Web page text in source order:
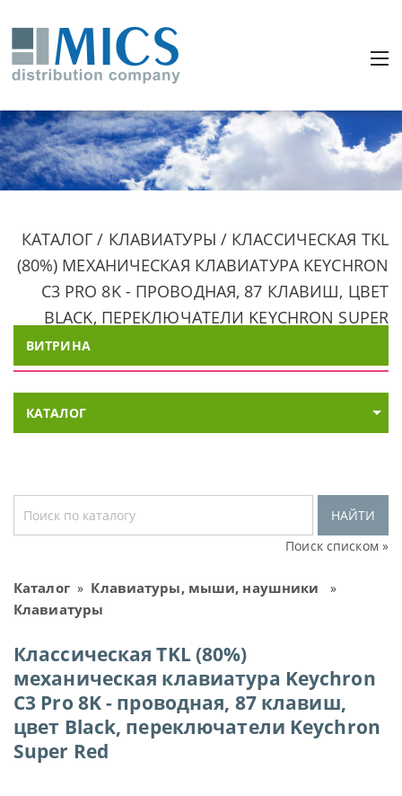
КАТАЛОГ / КЛАВИАТУРЫ / КЛАССИЧЕСКАЯ TKL
(80%) МЕХАНИЧЕСКАЯ КЛАВИАТУРА KEYCHRON
C3 PRO 8K - ПРОВОДНАЯ, 87 КЛАВИШ, ЦВЕТ
BLACK, ПЕРЕКЛЮЧАТЕЛИ KEYCHRON SUPER
ВИТРИНА
КАТАЛОГ
НАЙТИ
Поиск списком »
Каталог» Клавиатуры, мыши, наушники »
Клавиатуры
Классическая TKL (80%)
механическая клавиатура Keychron
C3 Pro 8K - проводная, 87 клавиш,
цвет Black, переключатели Keychron
Super Red